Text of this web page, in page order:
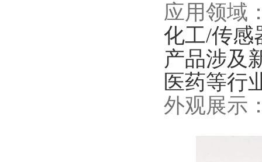
应用领域
化工/传感
产品涉及
医药等行
外观展示